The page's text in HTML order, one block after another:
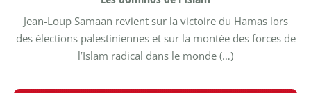
Jean-Loup Samaan revient sur la victoire du Hamas lors
des élections palestiniennes et sur la montée des forces de
l’Islam radical dans le monde (…)